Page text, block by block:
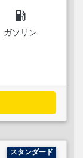
local_gas_station
ガソリン
スタンダード